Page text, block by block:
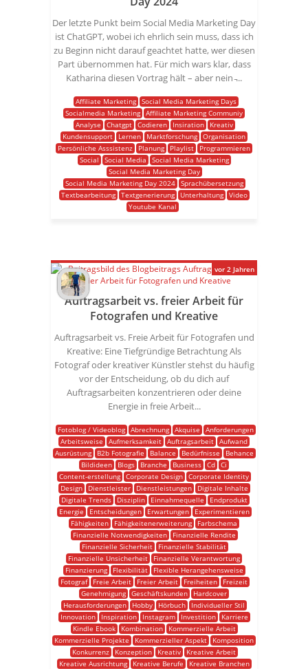
Der letzte Punkt beim Social Media Marketing Day
ist ChatGPT, wobei ich ehrlich sein muss, dass ich
zu Beginn nicht darauf geachtet hatte, wer diesen
Part übernommen hat. Für mich wars klar, dass
Katharina diesen Vortrag hält – aber nein ̵...
Affiliate Marketing
Social Media Marketing Days
Socialmedia Marketing Affiliate Marketing Communiy
Analyse
Chatgpt Codieren Insiration
Kreativ
Kundensupport
Lernen Marktforschung Organisation
Persönliche Asssistenz
Planung Playlist
Programmieren
Social
Social Media
Social Media Marketing
Social Media Marketing Day
Social Media Marketing Day 2024
Sprachübersetzung
Textbearbeitung
Textgenerierung Unterhaltung
Video
Youtube Kanal
Auftragsarbeit vs. freier Arbeit für
Fotografen und Kreative
Auftragsarbeit vs. Freie Arbeit für Fotografen und
Kreative: Eine Tiefgründige Betrachtung Als
Fotograf oder kreativer Künstler stehst du häufig
vor der Entscheidung, ob du dich auf
Auftragsarbeiten konzentrieren oder deine
Energie in freie Arbeit...
Fotoblog / Videoblog Abrechnung Akquise
Anforderungen
Arbeitsweise
Aufmerksamkeit Auftragsarbeit Aufwand
Ausrüstung
B2b Fotografie Balance Bedürfnisse
Behance
Bildideen
Blogs Branche Business Cd Ci
Content-erstellung Corporate Design Corporate Identity
Design
Dienstleister Dienstleistungen
Digitale Inhalte
Digitale Trends
Disziplin Einnahmequelle
Endprodukt
Energie
Entscheidungen Erwartungen
Experimentieren
Fähigkeiten
Fähigkeitenerweiterung
Farbschema
Finanzielle Notwendigkeiten
Finanzielle Rendite
Finanzielle Sicherheit
Finanzielle Stabilität
Finanzielle Unsicherheit
Finanzielle Verantwortung
Finanzierung
Flexibilität
Flexible Herangehensweise
Fotograf
Freie Arbeit Freier Arbeit Freiheiten
Freizeit
Genehmigung Geschäftskunden
Hardcover
Herausforderungen
Hobby Hörbuch
Individueller Stil
Innovation
Inspiration Instagram Investition
Karriere
Kindle Ebook
Kombination
Kommerzielle Arbeit
Kommerzielle Projekte
Kommerzieller Aspekt
Komposition
Konkurrenz
Konzeption Kreativ
Kreative Arbeit
Kreative Ausrichtung
Kreative Berufe
Kreative Branchen
vor 2 Jahren